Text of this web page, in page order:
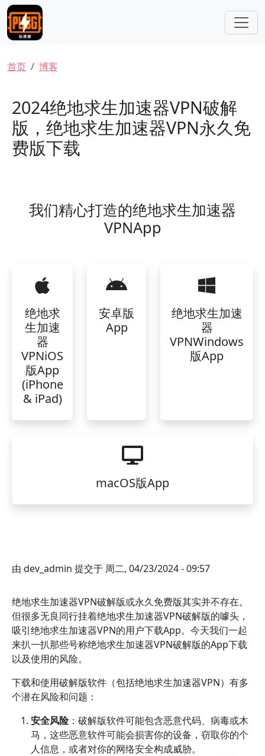
跳转到主要内容
面包屑
首页 博客
2024绝地求生加速器VPN破解
版，绝地求生加速器VPN永久免
费版下载
我们精心打造的绝地求生加速器
VPNApp
绝地求
生加速
器
VPNiOS
版App
(iPhone
& iPad)
安卓版
App
绝地求生加速
器
VPNWindows
版App
macOS版App
由 dev_admin 提交于 周二, 04/23/2024 - 09:57
绝地求生加速器VPN破解版或永久免费版其实并不存在。
但很多无良同行挂着绝地求生加速器VPN破解版的噱头，
吸引绝地求生加速器VPN的用户下载App。今天我们一起
来扒一扒那些号称绝地求生加速器VPN破解版的App下载
以及使用的风险。
下载和使用破解版软件（包括绝地求生加速器VPN）有多
个潜在风险和问题：
安全风险：破解版软件可能包含恶意代码、病毒或木
马，这些恶意软件可能会损害你的设备，窃取你的个
人信息，或者对你的网络安全构成威胁。